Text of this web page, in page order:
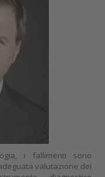
i fallimenti sono
valutazione dei